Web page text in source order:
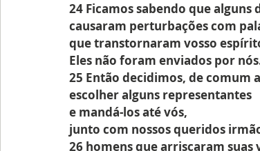
24 Ficamos sabendo que alguns
causaram perturbações com
que transtornaram vosso
Eles não foram enviados por
25 Então decidimos, de comum
escolher alguns representantes
e mandá-los até vós,
junto com nossos queridos
26 homens que arriscaram suas